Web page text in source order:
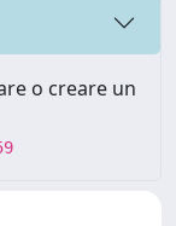
o creare un